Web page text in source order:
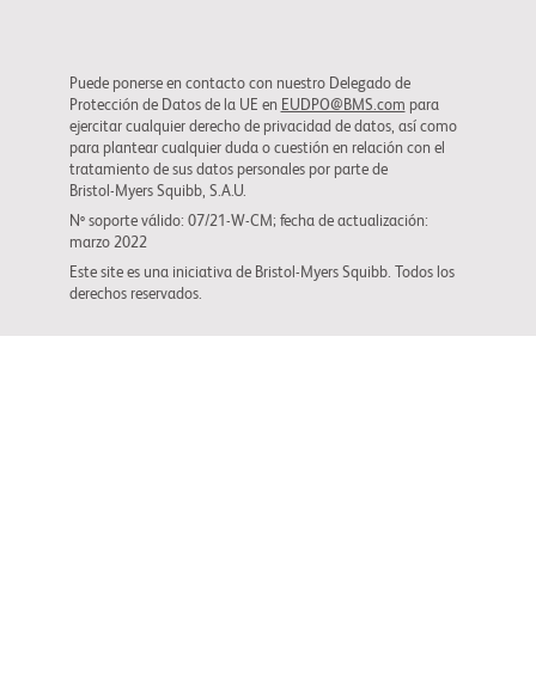
Puede ponerse en contacto con nuestro Delegado de
Protección de Datos de la UE en EUDPO@BMS.com para
ejercitar cualquier derecho de privacidad de datos, así como
para plantear cualquier duda o cuestión en relación con el
tratamiento de sus datos personales por parte de
Bristol-Myers Squibb, S.A.U.
Nº soporte válido: 07/21-W-CM; fecha de actualización:
marzo 2022
Este site es una iniciativa de Bristol-Myers Squibb. Todos los
derechos reservados.